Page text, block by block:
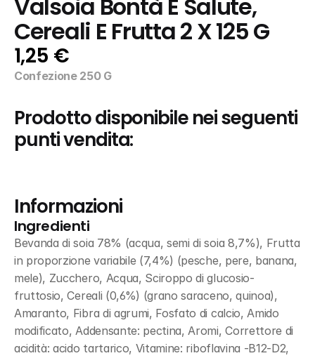
Valsoia Bontà E Salute,
Cereali E Frutta 2 X 125 G
1,25 €
Confezione 250 G
Prodotto disponibile nei seguenti
punti vendita:
Informazioni
Ingredienti
Bevanda di soia 78% (acqua, semi di soia 8,7%), Frutta
in proporzione variabile (7,4%) (pesche, pere, banana,
mele), Zucchero, Acqua, Sciroppo di glucosio-
fruttosio, Cereali (0,6%) (grano saraceno, quinoa),
Amaranto, Fibra di agrumi, Fosfato di calcio, Amido
modificato, Addensante: pectina, Aromi, Correttore di
acidità: acido tartarico, Vitamine: riboflavina -B12-D2,